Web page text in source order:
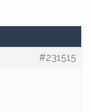
#231515